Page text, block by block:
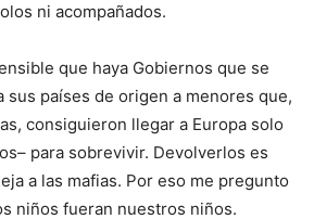
ni acompañados.
que haya Gobiernos que se
sus países de origen a menores que,
consiguieron llegar a Europa solo
para sobrevivir. Devolverlos es
a las mafias. Por eso me pregunto
niños fueran nuestros niños.